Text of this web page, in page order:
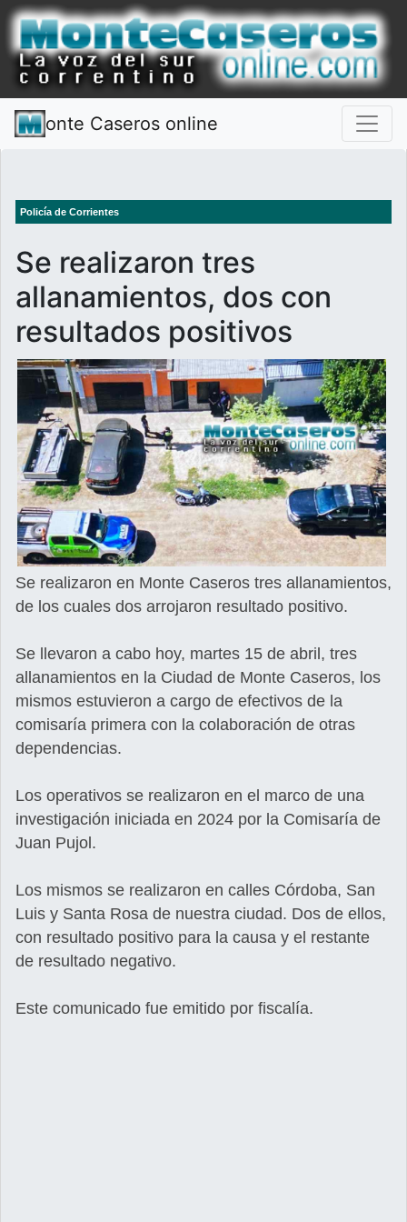
onte Caseros online
Policía de Corrientes
Se realizaron tres
allanamientos, dos con
resultados positivos
Se realizaron en Monte Caseros tres allanamientos,
de los cuales dos arrojaron resultado positivo.
Se llevaron a cabo hoy, martes 15 de abril, tres
allanamientos en la Ciudad de Monte Caseros, los
mismos estuvieron a cargo de efectivos de la
comisaría primera con la colaboración de otras
dependencias.
Los operativos se realizaron en el marco de una
investigación iniciada en 2024 por la Comisaría de
Juan Pujol.
Los mismos se realizaron en calles Córdoba, San
Luis y Santa Rosa de nuestra ciudad. Dos de ellos,
con resultado positivo para la causa y el restante
de resultado negativo.
Este comunicado fue emitido por fiscalía.